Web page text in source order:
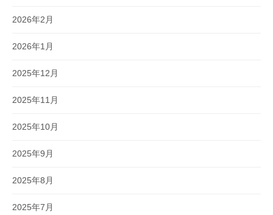
2026年2月
2026年1月
2025年12月
2025年11月
2025年10月
2025年9月
2025年8月
2025年7月